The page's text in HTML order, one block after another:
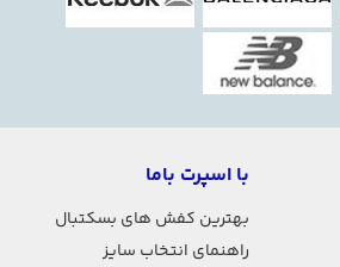
با اسپرت باما
بهترین کفش های بسکتبال
راهنمای انتخاب سایز